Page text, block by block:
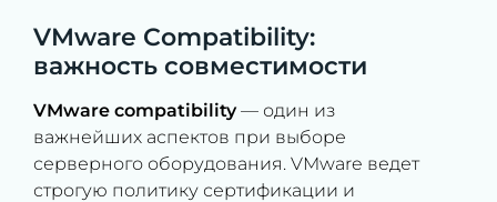
VMware Compatibility:
важность совместимости
VMware compatibility— один из
важнейших аспектов при выборе
серверного оборудования. VMware ведет
строгую политику сертификации и